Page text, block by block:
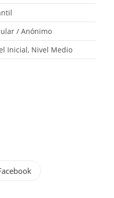
/ Anónimo
Inicial, Nivel Medio